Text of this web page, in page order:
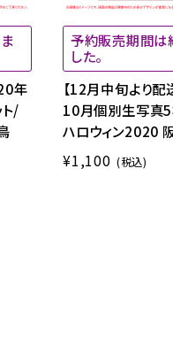
年
/
予約販売期間は
した。
【12月中旬より
10月個別生写真5
ハロウィン2020
¥1,100 (税込)